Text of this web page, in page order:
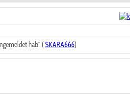
hab" (SKARA666)